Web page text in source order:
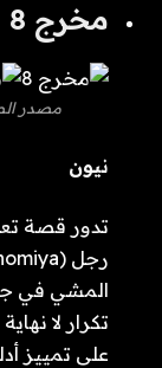
مخرج 8
مصدر
نيون
المشي في
تكرار لا
على تمييز